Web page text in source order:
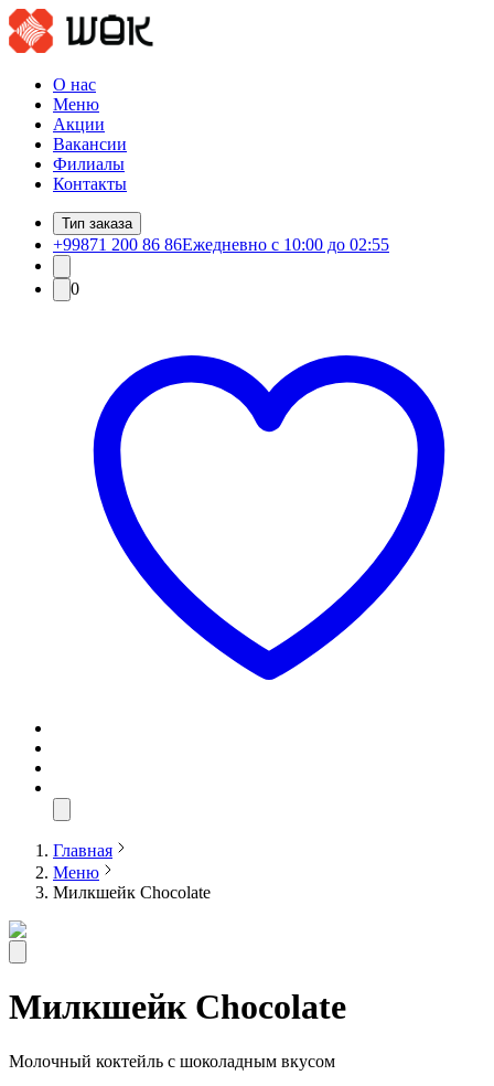
О нас
Меню
Акции
Вакансии
Филиалы
Контакты
Тип заказа
+99871 200 86 86Ежедневно с 10:00 до 02:55
0
Главная
Меню
Милкшейк Chocolate
Милкшейк Chocolate
Молочный коктейль с шоколадным вкусом